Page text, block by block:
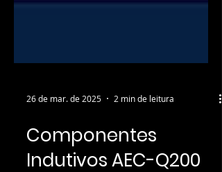
26 de mar. de 2025